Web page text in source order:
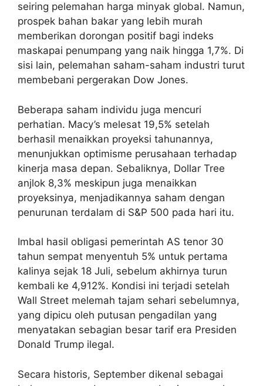
seiring pelemahan harga minyak global. Namun,
prospek bahan bakar yang lebih murah
memberikan dorongan positif bagi indeks
maskapai penumpang yang naik hingga 1,7%. Di
sisi lain, pelemahan saham-saham industri turut
membebani pergerakan Dow Jones.
Beberapa saham individu juga mencuri
perhatian. Macy’s melesat 19,5% setelah
berhasil menaikkan proyeksi tahunannya,
menunjukkan optimisme perusahaan terhadap
kinerja masa depan. Sebaliknya, Dollar Tree
anjlok 8,3% meskipun juga menaikkan
proyeksinya, menjadikannya saham dengan
penurunan terdalam di S&P 500 pada hari itu.
Imbal hasil obligasi pemerintah AS tenor 30
tahun sempat menyentuh 5% untuk pertama
kalinya sejak 18 Juli, sebelum akhirnya turun
kembali ke 4,912%. Kondisi ini terjadi setelah
Wall Street melemah tajam sehari sebelumnya,
yang dipicu oleh putusan pengadilan yang
menyatakan sebagian besar tarif era Presiden
Donald Trump ilegal.
Secara historis, September dikenal sebagai